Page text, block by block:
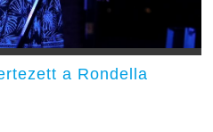
a Rondella